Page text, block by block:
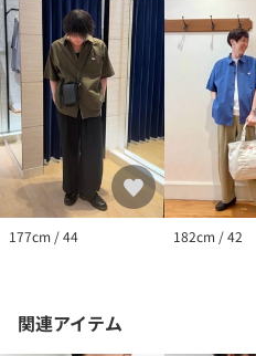
りますが、お客様がご利用のモニ
際の商品と比較し色味に若干の誤
※画像の商品はサンプルとなり
工、サイズが若干異なる場合がご
※製品洗い加工の商品は、多少の
風合いやサイズ等が1枚1枚異なり
摩擦により色落ちし、他の衣料
濃色のもの）ご注意ください。
177cm / 44 182cm / 42
関連アイテム